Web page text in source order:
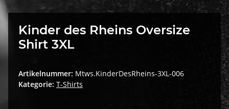
Kinder des Rheins Oversize
Shirt 3XL
Artikelnummer: Mtws.KinderDesRheins-3XL-006
Kategorie: T-Shirts